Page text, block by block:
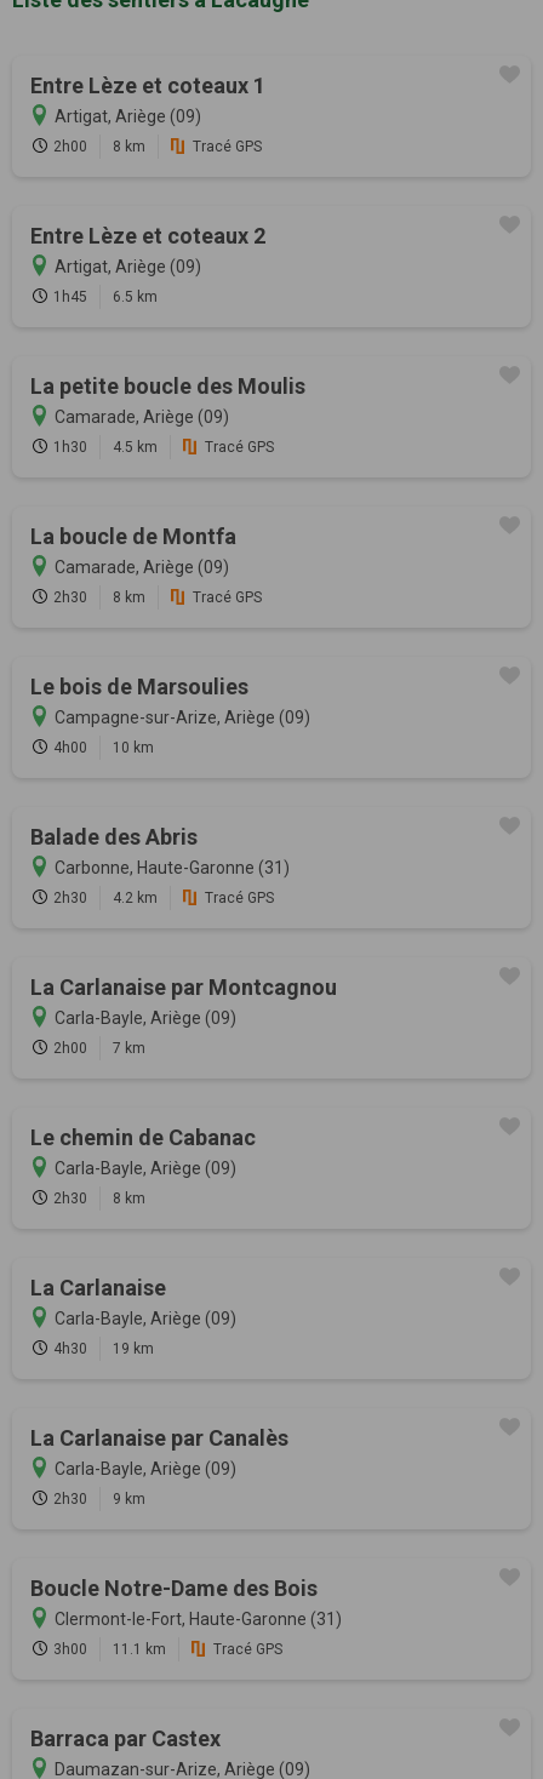
Entre Lèze et coteaux 1
Artigat, Ariège (09)
2h00 8 km Tracé GPS
Entre Lèze et coteaux 2
Artigat, Ariège (09)
1h45 6.5 km
La petite boucle des Moulis
Camarade, Ariège (09)
1h30 4.5 km Tracé GPS
La boucle de Montfa
Camarade, Ariège (09)
2h30 8 km Tracé GPS
Le bois de Marsoulies
Campagne-sur-Arize, Ariège (09)
4h00 10 km
Balade des Abris
Carbonne, Haute-Garonne (31)
2h30 4.2 km Tracé GPS
La Carlanaise par Montcagnou
Carla-Bayle, Ariège (09)
2h00 7 km
Le chemin de Cabanac
Carla-Bayle, Ariège (09)
2h30 8 km
La Carlanaise
Carla-Bayle, Ariège (09)
4h30 19 km
La Carlanaise par Canalès
Carla-Bayle, Ariège (09)
2h30 9 km
Boucle Notre-Dame des Bois
Clermont-le-Fort, Haute-Garonne (31)
3h00 11.1 km Tracé GPS
Barraca par Castex
Daumazan-sur-Arize, Ariège (09)